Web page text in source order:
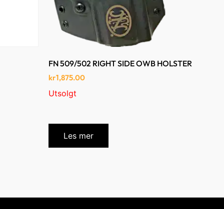
FN 509/502 RIGHT SIDE OWB HOLSTER
kr1,875.00
Utsolgt
Les mer